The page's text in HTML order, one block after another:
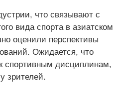
что связывают с
вида спорта в азиатском
оценили перспективы
Ожидается, что
спортивным дисциплинам,
зрителей.